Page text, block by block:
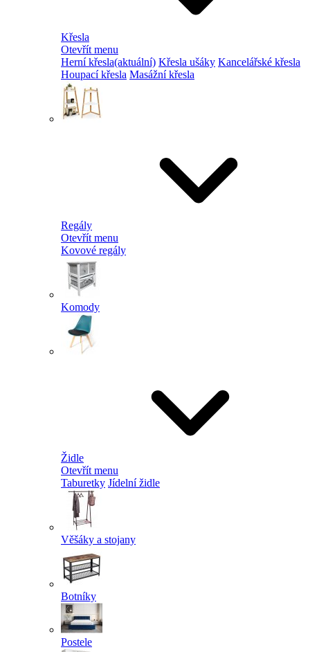
Křesla
Otevřít menu
Herní křesla(aktuální) Křesla ušáky Kancelářské křesla
Houpací křesla Masážní křesla
Regály
Otevřít menu
Kovové regály
Komody
Židle
Otevřít menu
Taburetky Jídelní židle
Věšáky a stojany
Botníky
Postele